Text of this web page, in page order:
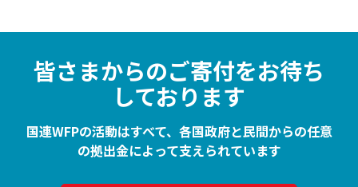
皆さまからのご寄付をお待ち
しております
国連WFPの活動はすべて、各国政府と民間からの任意
の拠出金によって支えられています